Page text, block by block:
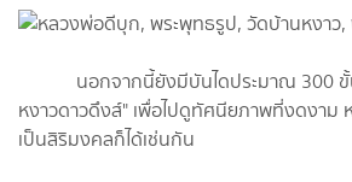
นอกจากนี้ยังมีบันไดประมาณ 300 ขั้น
หงาวดาวดึงส์" เพื่อไปดูทัศนียภาพที่งดงาม
เป็นสิริมงคลก็ได้เช่นกัน